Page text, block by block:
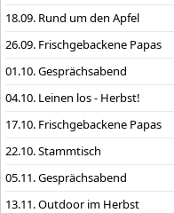
18.09. Rund um den Apfel
26.09. Frischgebackene Papas
01.10. Gesprächsabend
04.10. Leinen los - Herbst!
17.10. Frischgebackene Papas
22.10. Stammtisch
05.11. Gesprächsabend
13.11. Outdoor im Herbst